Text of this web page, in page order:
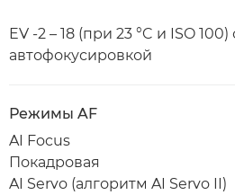
EV -2 – 18 (при 23 °C и ISO
автофокусировкой
Режимы AF
AI Focus
Покадровая
AI Servo (алгоритм AI Servo II)